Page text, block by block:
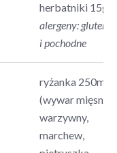
herbatniki 15g
alergeny: gluten
i pochodne
ryżanka 250ml
(wywar mięsno
warzywny,
marchew,